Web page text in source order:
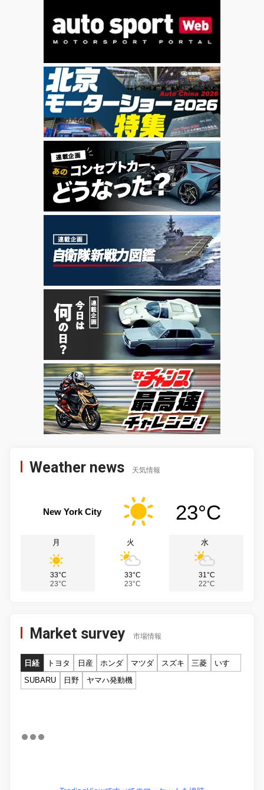
Weather news 天気情報
New York City 23°C
月
33°C
23°C
火
33°C
23°C
水
31°C
22°C
Market survey 市場情報
日経 トヨタ 日産 ホンダ マツダ スズキ 三菱
いすゞ
SUBARU
日野 ヤマハ発動機